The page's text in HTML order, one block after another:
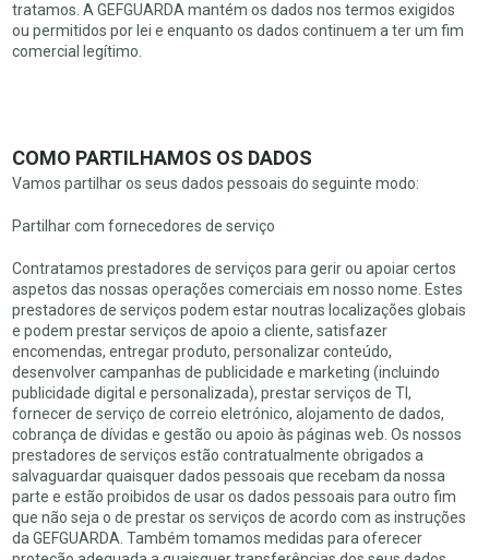
tratamos. A GEFGUARDA mantém os dados nos termos exigidos
ou permitidos por lei e enquanto os dados continuem a ter um fim
comercial legítimo.
COMO PARTILHAMOS OS DADOS
Vamos partilhar os seus dados pessoais do seguinte modo:
Partilhar com fornecedores de serviço
Contratamos prestadores de serviços para gerir ou apoiar certos
aspetos das nossas operações comerciais em nosso nome. Estes
prestadores de serviços podem estar noutras localizações globais
e podem prestar serviços de apoio a cliente, satisfazer
encomendas, entregar produto, personalizar conteúdo,
desenvolver campanhas de publicidade e marketing (incluindo
publicidade digital e personalizada), prestar serviços de TI,
fornecer de serviço de correio eletrónico, alojamento de dados,
cobrança de dívidas e gestão ou apoio às páginas web. Os nossos
prestadores de serviços estão contratualmente obrigados a
salvaguardar quaisquer dados pessoais que recebam da nossa
parte e estão proibidos de usar os dados pessoais para outro fim
que não seja o de prestar os serviços de acordo com as instruções
da GEFGUARDA. Também tomamos medidas para oferecer